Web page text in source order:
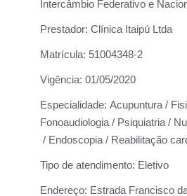
Intercâmbio Federativo e
Prestador: Clínica Itaipú Ltda
Matrícula: 51004348-2
Vigência: 01/05/2020
Especialidade: Acupuntura /
Fonoaudiologia / Psiquiatria /
/ Endoscopia / Reabilitação
Tipo de atendimento: Eletivo
Endereço: Estrada Francisco